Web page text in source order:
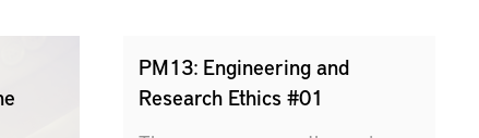
PM13: Engineering and
Research Ethics #01